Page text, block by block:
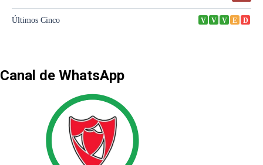
Canal de WhatsApp